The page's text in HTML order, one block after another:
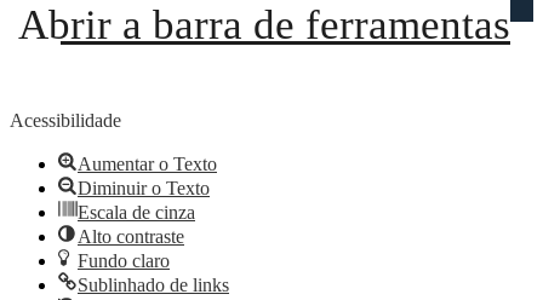
Abrir a barra de ferramentas
Acessibilidade
Aumentar o Texto
Diminuir o Texto
Escala de cinza
Alto contraste
Fundo claro
Sublinhado de links